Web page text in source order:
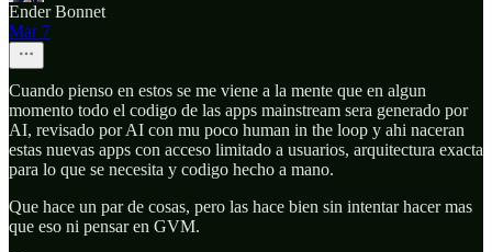
Ender Bonnet
Mar 7
Cuando pienso en estos se me viene a la mente que en algun
momento todo el codigo de las apps mainstream sera generado por
AI, revisado por AI con mu poco human in the loop y ahi naceran
estas nuevas apps con acceso limitado a usuarios, arquitectura exacta
para lo que se necesita y codigo hecho a mano.
Que hace un par de cosas, pero las hace bien sin intentar hacer mas
que eso ni pensar en GVM.